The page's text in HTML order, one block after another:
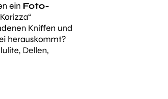
ein Foto-
Kniffen und
herauskommt?
Dellen,